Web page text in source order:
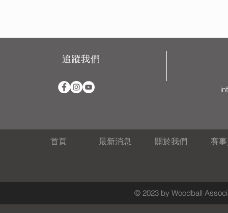
追蹤我們
首頁 最新消息 關於我們 賽
© 2023 by Woodball